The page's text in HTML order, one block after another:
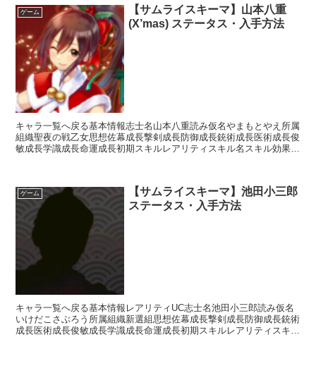
ゲーム
【サムライスキーマ】山本八重
(X’mas) ステータス・入手方法
キャラ一覧へ戻る基本情報志士名山本八重読み仮名やまもとやえ所属
組織聖夜の戦乙女思想佐幕成長撃剣成長防御成長銃術成長医術成長俊
敏成長学識成長命運成長初期スキルレアリティスキル名スキル効果L
ゲーム
【サムライスキーマ】池田小三郎
ステータス・入手方法
キャラ一覧へ戻る基本情報レアリティUC志士名池田小三郎読み仮名
いけだこさぶろう所属組織新選組思想佐幕成長撃剣成長防御成長銃術
成長医術成長俊敏成長学識成長命運成長初期スキルレアリティスキル